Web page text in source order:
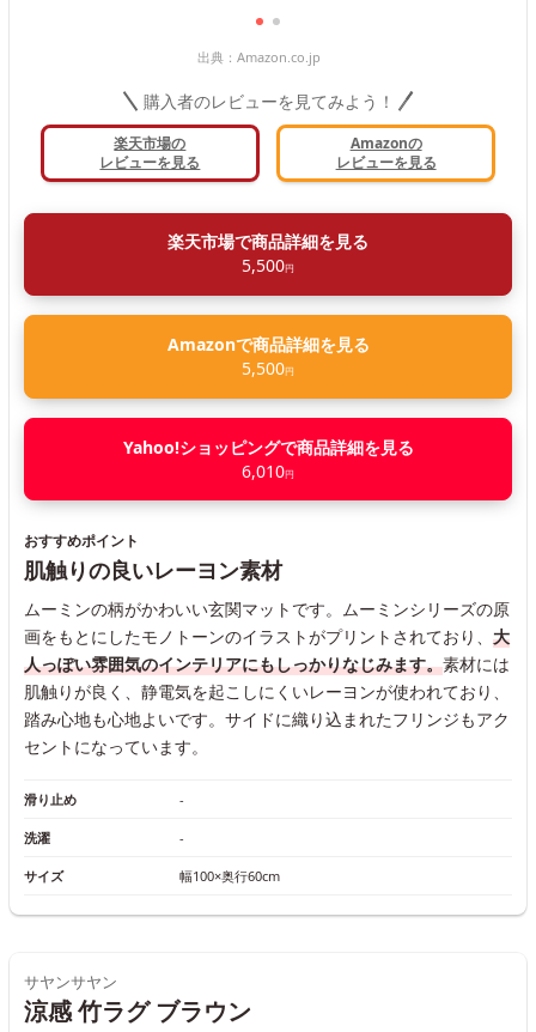
出典： Amazon.co.jp
購入者のレビューを見てみよう！
楽天市場の
レビューを見る
Amazonの
レビューを見る
楽天市場で商品詳細を見る
5,500円
Amazonで商品詳細を見る
5,500円
Yahoo!ショッピングで商品詳細を見る
6,010円
おすすめポイント
肌触りの良いレーヨン素材
ムーミンの柄がかわいい玄関マットです。ムーミンシリーズの原
画をもとにしたモノトーンのイラストがプリントされており、 大
人っぽい雰囲気のインテリアにもしっかりなじみます。素材には
肌触りが良く、静電気を起こしにくいレーヨンが使われており、
踏み心地も心地よいです。サイドに織り込まれたフリンジもアク
セントになっています。
滑り止め -
洗濯 -
サイズ 幅100×奥行60cm
サヤンサヤン
涼感 竹ラグ ブラウン